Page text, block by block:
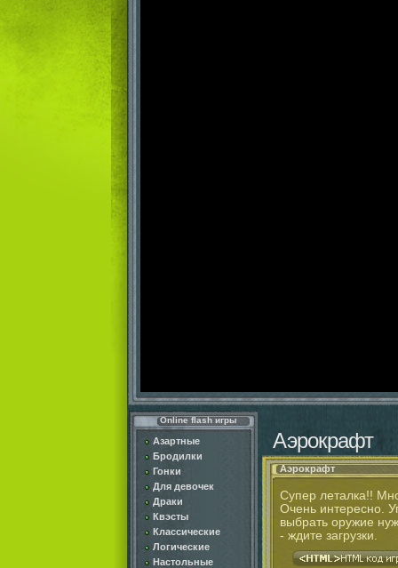
Online flash игры
Азартные
Бродилки
Гонки
Для девочек
Драки
Квэсты
Классические
Логические
Настольные
Аэрокрафт
Аэрокрафт
Супер леталка!!
Очень интересно.
выбрать оружие
- ждите загрузки.